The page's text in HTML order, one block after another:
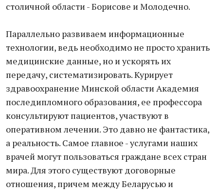
столичной области - Борисове и Молодечно.
Параллельно развиваем информационные
технологии, ведь необходимо не просто хранить
медицинские данные, но и ускорять их
передачу, систематизировать. Курирует
здравоохранение Минской области Академия
последипломного образования, ее профессора
консультируют пациентов, участвуют в
оперативном лечении. Это давно не фантастика,
а реальность. Самое главное - услугами наших
врачей могут пользоваться граждане всех стран
мира. Для этого существуют договорные
отношения, причем между Беларусью и